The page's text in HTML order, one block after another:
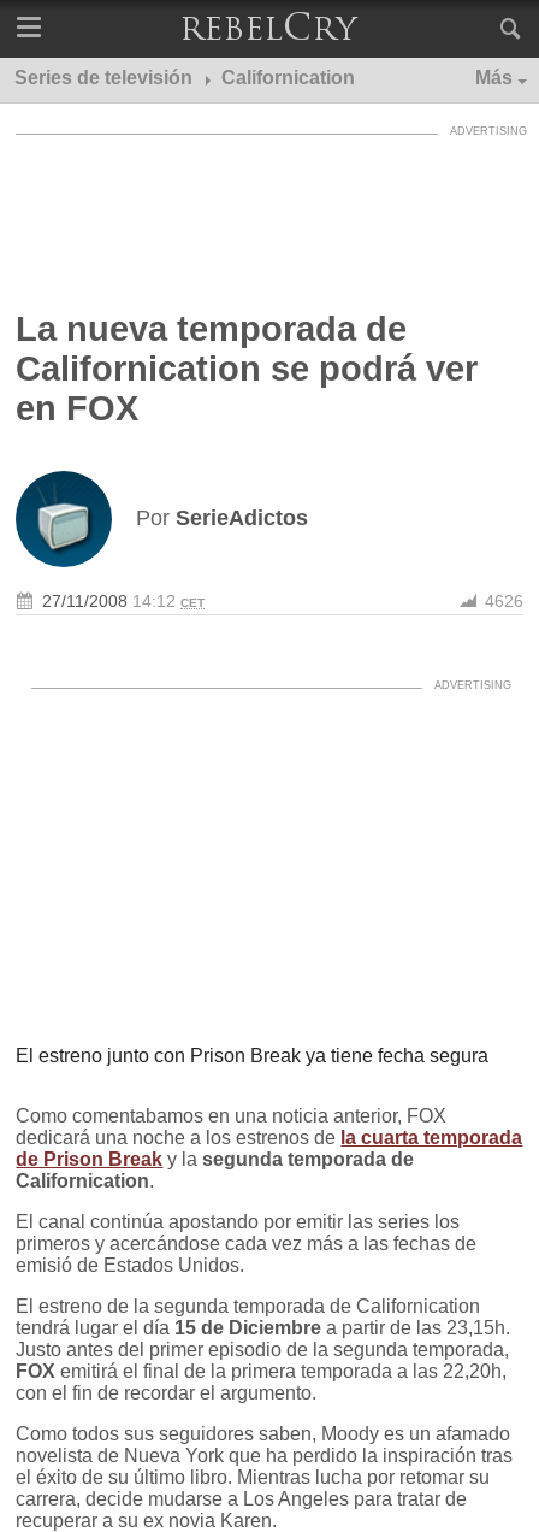
Series de televisión Californication Más
La nueva temporada de
Californication se podrá ver
en FOX
PorSerieAdictos
27/11/2008 14:12CET 4626
El estreno junto con Prison Break ya tiene fecha segura
Como comentabamos en una noticia anterior, FOX
dedicará una noche a los estrenos de la cuarta temporada
de Prison Break y lasegunda temporada de
Californication.
El canal continúa apostando por emitir las series los
primeros y acercándose cada vez más a las fechas de
emisió de Estados Unidos.
El estreno de la segunda temporada de Californication
tendrá lugar el día 15 de Diciembre a partir de las 23,15h.
Justo antes del primer episodio de la segunda temporada,
FOX emitirá el final de la primera temporada a las 22,20h,
con el fin de recordar el argumento.
Como todos sus seguidores saben, Moody es un afamado
novelista de Nueva York que ha perdido la inspiración tras
el éxito de su último libro. Mientras lucha por retomar su
carrera, decide mudarse a Los Angeles para tratar de
recuperar a su ex novia Karen.